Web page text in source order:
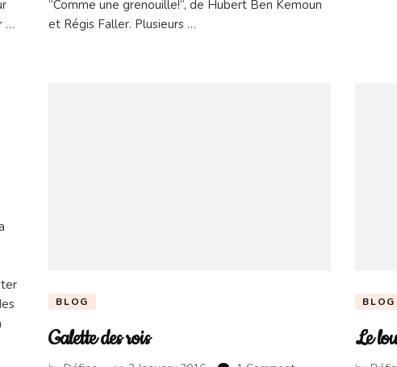
…
“Comme une grenouille!“, de Hubert Ben Kemoun
et Régis Faller. Plusieurs …
BLOG
Galette des rois
BLOG
Le